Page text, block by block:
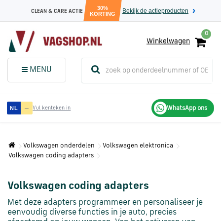
CLEAN & CARE ACTIE
30%
KORTING
Bekijk de actieproducten
0
Winkelwagen
MENU
Menu (Sluit dit
menuvenster)
Audi
onderdelen
Volkswagen
onderdelen
SEAT
onderdelen
NL — Vul kenteken in WhatsApp ons
Volkswagen onderdelen
Volkswagen elektronica
Volkswagen coding adapters
Volkswagen coding adapters
Met deze adapters programmeer en personaliseer je
eenvoudig diverse functies in je auto, precies